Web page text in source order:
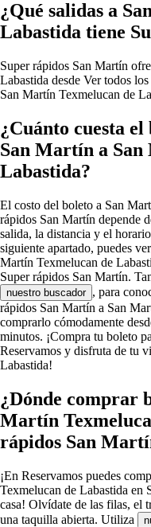
¿Qué salidas a
Labastida tiene
Super rápidos San Martín
Labastida desde Ver todos
San Martín Texmelucan de
¿Cuánto cuesta
San Martín a
Labastida?
El costo del boleto a San
rápidos San Martín depende
salida, la distancia y el
siguiente apartado, puedes
Martín Texmelucan de
Super rápidos San Martín.
nuestro buscador , para
rápidos San Martín a San
comprarlo cómodamente
minutos. ¡Compra tu boleto
Reservamos y disfruta de tu
Labastida!
¿Dónde comprar
Martín
rápidos San
¡En Reservamos puedes
Texmelucan de Labastida en
casa! Olvídate de las filas, el
una taquilla abierta. Utiliza